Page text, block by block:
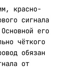
красно-
сигнала
его
чёткого
обязан
от